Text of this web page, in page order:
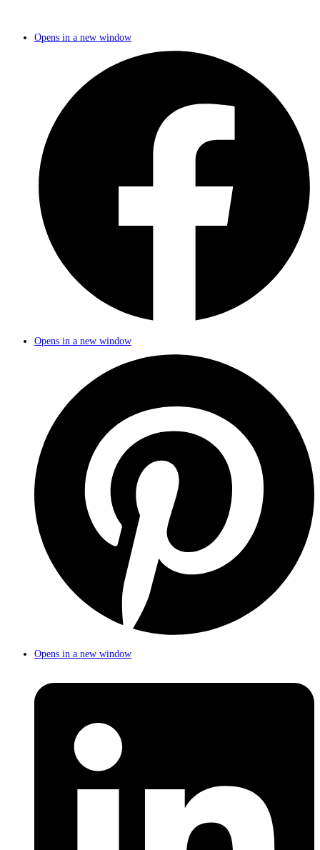
Opens in a new window
Opens in a new window
Opens in a new window